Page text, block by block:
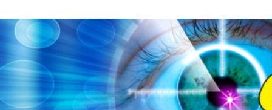
to
contentvinivida.lk